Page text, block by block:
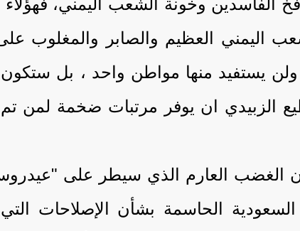
الفاسدين وخونة الشعب اليمني،
اليمني العظيم والصابر والمغلوب
ولن يستفيد منها مواطن واحد ، بل
الزبيدي ان يوفر مرتبات ضخمة لمن
إن الغضب العارم الذي سيطر على
السعودية الحاسمة بشأن الإصلاحات